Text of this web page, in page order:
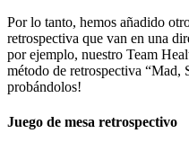
Por lo tanto, hemos añadido
retrospectiva que van en una
por ejemplo, nuestro Team
método de retrospectiva “Mad,
probándolos!
Juego de mesa retrospectivo